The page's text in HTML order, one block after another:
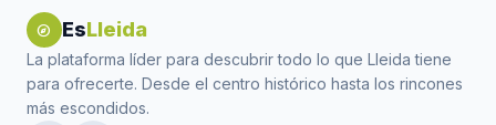
explore EsLleida
La plataforma líder para descubrir todo lo que Lleida tiene
para ofrecerte. Desde el centro histórico hasta los rincones
más escondidos.